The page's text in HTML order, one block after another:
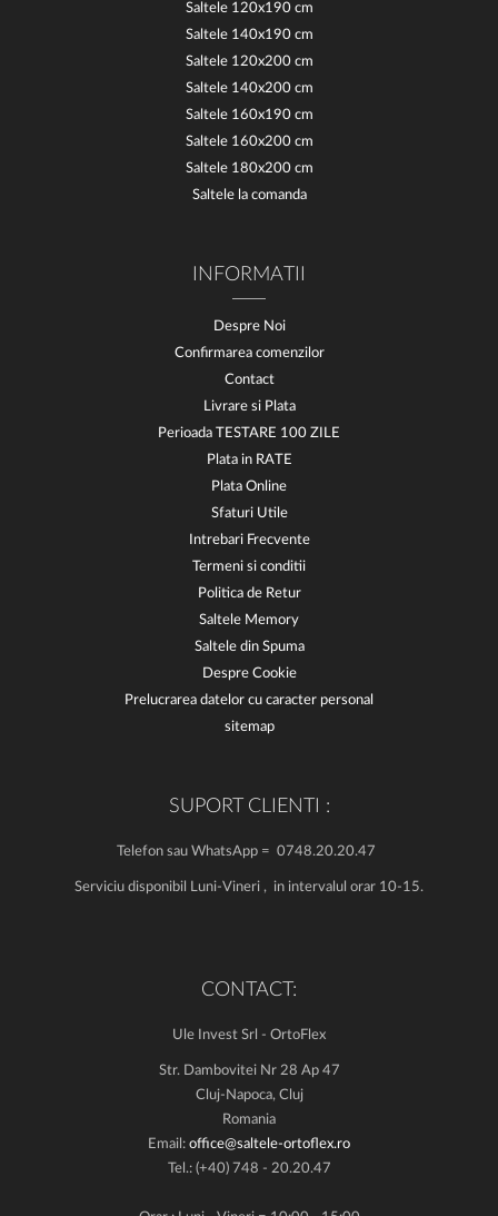
Saltele 120x190 cm
Saltele 140x190 cm
Saltele 120x200 cm
Saltele 140x200 cm
Saltele 160x190 cm
Saltele 160x200 cm
Saltele 180x200 cm
Saltele la comanda
INFORMATII
Despre Noi
Confirmarea comenzilor
Contact
Livrare si Plata
Perioada TESTARE 100 ZILE
Plata in RATE
Plata Online
Sfaturi Utile
Intrebari Frecvente
Termeni si conditii
Politica de Retur
Saltele Memory
Saltele din Spuma
Despre Cookie
Prelucrarea datelor cu caracter personal
sitemap
SUPORT CLIENTI :
Telefon sau WhatsApp = 0748.20.20.47
Serviciu disponibil Luni-Vineri , in intervalul orar 10-15.
CONTACT:
Ule Invest Srl - OrtoFlex
Str. Dambovitei Nr 28 Ap 47
Cluj-Napoca, Cluj
Romania
Email: office@saltele-ortoflex.ro
Tel.: (+40) 748 - 20.20.47